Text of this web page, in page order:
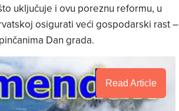
uključuje i ovu poreznu reformu, u
osigurati veći gospodarski rast –
Dan grada.
Read Article